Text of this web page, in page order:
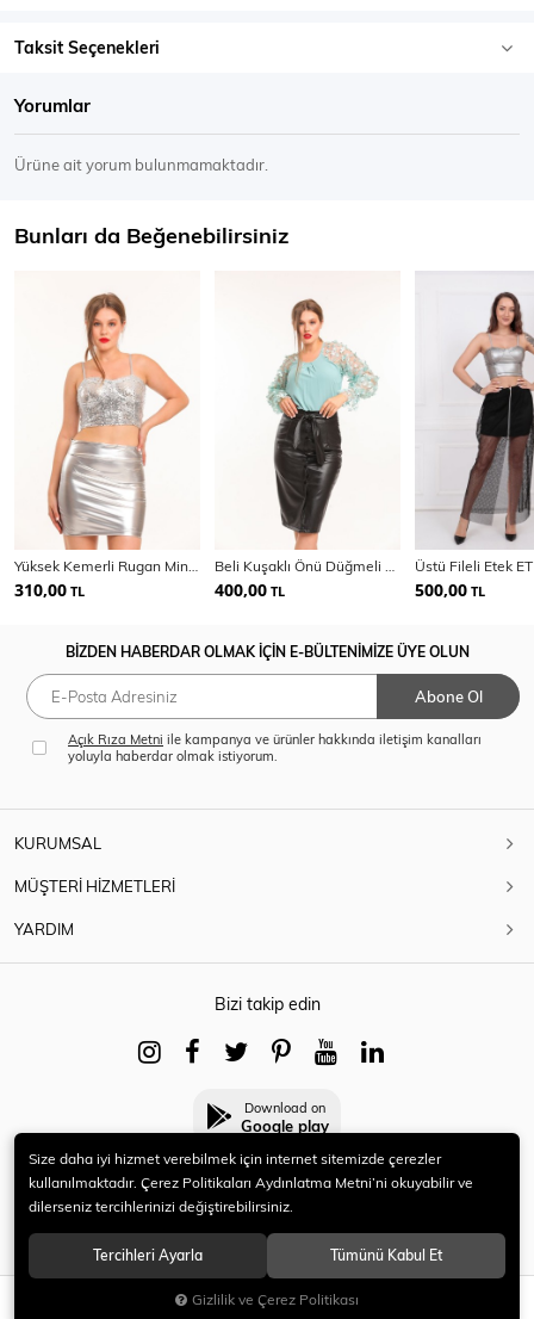
SEPETE EKLE
Taksit Seçenekleri
Yorumlar
Ürüne ait yorum bulunmamaktadır.
Bunları da Beğenebilirsiniz
310,00 TL 400,00 TL
Üstü Fileli Etek
500,00 TL
BİZDEN HABERDAR OLMAK İÇİN E-BÜLTENİMİZE ÜYE OLUN
Abone Ol
Açık Rıza Metni ile kampanya ve ürünler hakkında iletişim kanalları
yoluyla haberdar olmak istiyorum.
KURUMSAL
MÜŞTERİ HİZMETLERİ
YARDIM
Bizi takip edin
Download on
Google play
© 2021 HERYENİ. Tüm hakları saklıdır.
Size daha iyi hizmet verebilmek için internet sitemizde çerezler
kullanılmaktadır. Çerez Politikaları Aydınlatma Metni’ni okuyabilir ve
dilerseniz tercihlerinizi değiştirebilirsiniz.
Tercihleri Ayarla Tümünü Kabul Et
Gizlilik ve Çerez Politikası